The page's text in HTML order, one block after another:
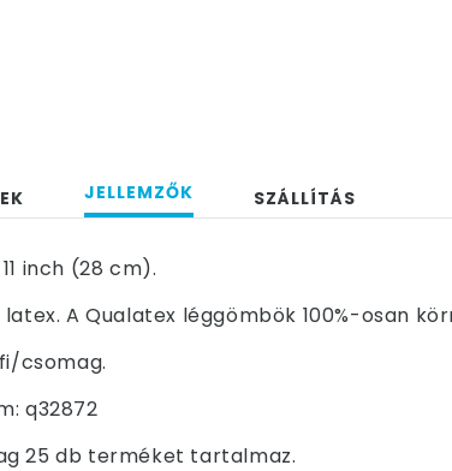
JELLEMZŐK SZÁLLÍTÁS
inch (28 cm).
latex. A Qualatex léggömbök 100%-osan
csomag.
q32872
25 db terméket tartalmaz.